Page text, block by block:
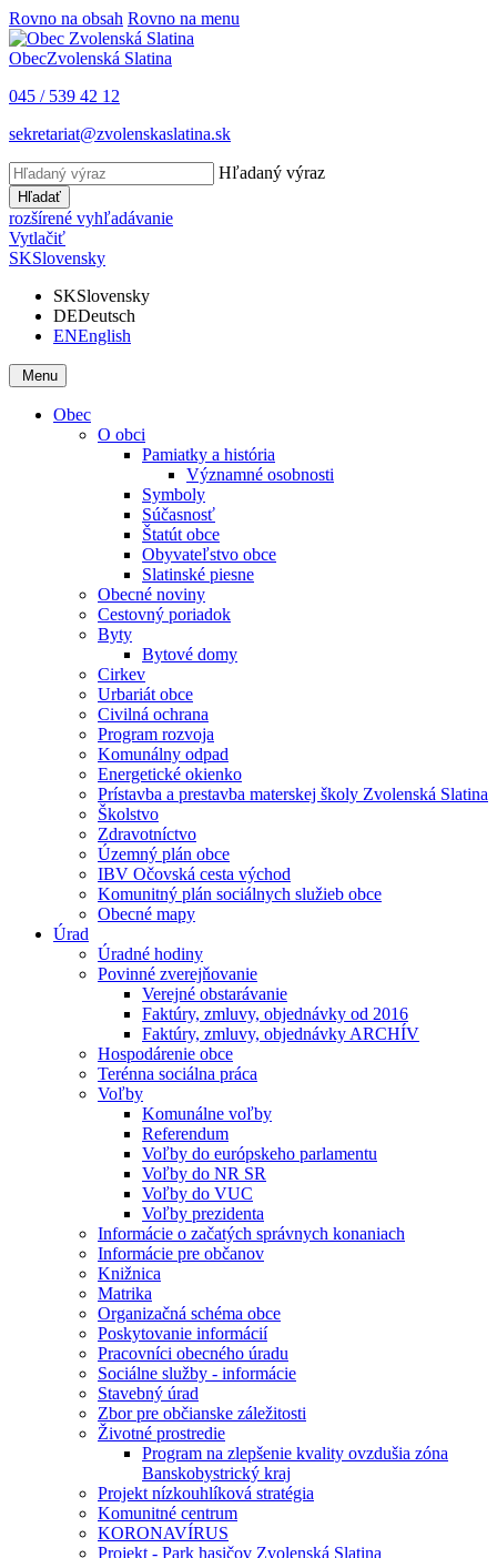
Rovno na obsah Rovno na menu
ObecZvolenská Slatina
045 / 539 42 12
sekretariat@zvolenskaslatina.sk
Hľadaný výraz
Hľadať
rozšírené vyhľadávanie
Vytlačiť
SKSlovensky
SKSlovensky
DEDeutsch
ENEnglish
Menu
Obec
O obci
Pamiatky a história
Významné osobnosti
Symboly
Súčasnosť
Štatút obce
Obyvateľstvo obce
Slatinské piesne
Obecné noviny
Cestovný poriadok
Byty
Bytové domy
Cirkev
Urbariát obce
Civilná ochrana
Program rozvoja
Komunálny odpad
Energetické okienko
Prístavba a prestavba materskej školy Zvolenská Slatina
Školstvo
Zdravotníctvo
Územný plán obce
IBV Očovská cesta východ
Komunitný plán sociálnych služieb obce
Obecné mapy
Úrad
Úradné hodiny
Povinné zverejňovanie
Verejné obstarávanie
Faktúry, zmluvy, objednávky od 2016
Faktúry, zmluvy, objednávky ARCHÍV
Hospodárenie obce
Terénna sociálna práca
Voľby
Komunálne voľby
Referendum
Voľby do európskeho parlamentu
Voľby do NR SR
Voľby do VUC
Voľby prezidenta
Informácie o začatých správnych konaniach
Informácie pre občanov
Knižnica
Matrika
Organizačná schéma obce
Poskytovanie informácií
Pracovníci obecného úradu
Sociálne služby - informácie
Stavebný úrad
Zbor pre občianske záležitosti
Životné prostredie
Program na zlepšenie kvality ovzdušia zóna
Banskobystrický kraj
Projekt nízkouhlíková stratégia
Komunitné centrum
KORONAVÍRUS
Projekt - Park hasičov Zvolenská Slatina